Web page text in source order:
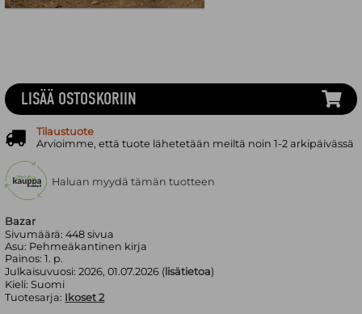
Bazar
Sivumäärä:448 sivua
Asu: Pehmeäkantinen kirja
Painos:1. p.
Julkaisuvuosi:2026, 01.07.2026 ( lisätietoa)
Kieli:Suomi
Tuotesarja: Ikoset 2
LISÄÄ OSTOSKORIIN
Tilaustuote
Arvioimme, että tuote lähetetään meiltä noin 1-2 arkipäivässä
Haluan myydä tämän tuotteen